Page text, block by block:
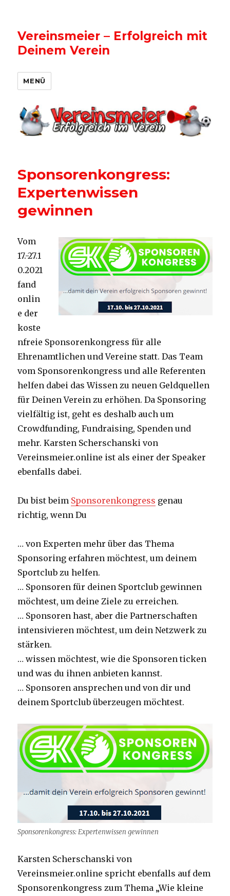
Vereinsmeier – Erfolgreich mit
Deinem Verein
MENÜ
Sponsorenkongress:
Expertenwissen
gewinnen
Vom
17.-27.1
0.2021
fand
onlin
e der
koste
nfreie Sponsorenkongress für alle
Ehrenamtlichen und Vereine statt. Das Team
vom Sponsorenkongress und alle Referenten
helfen dabei das Wissen zu neuen Geldquellen
für Deinen Verein zu erhöhen. Da Sponsoring
vielfältig ist, geht es deshalb auch um
Crowdfunding, Fundraising, Spenden und
mehr. Karsten Scherschanski von
Vereinsmeier.online ist als einer der Speaker
ebenfalls dabei.
Du bist beim Sponsorenkongress genau
richtig, wenn Du
… von Experten mehr über das Thema
Sponsoring erfahren möchtest, um deinem
Sportclub zu helfen.
… Sponsoren für deinen Sportclub gewinnen
möchtest, um deine Ziele zu erreichen.
… Sponsoren hast, aber die Partnerschaften
intensivieren möchtest, um dein Netzwerk zu
stärken.
… wissen möchtest, wie die Sponsoren ticken
und was du ihnen anbieten kannst.
… Sponsoren ansprechen und von dir und
deinem Sportclub überzeugen möchtest.
Sponsorenkongress: Expertenwissen gewinnen
Karsten Scherschanski von
Vereinsmeier.online spricht ebenfalls auf dem
Sponsorenkongress zum Thema „Wie kleine